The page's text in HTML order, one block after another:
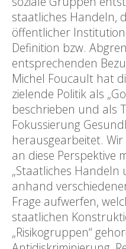
staatliches Handeln,
öffentlicher
Definition bzw.
entsprechenden
Michel Foucault hat
zielende Politik als
beschrieben und als
Fokussierung
herausgearbeitet.
an diese Perspektive
„Staatliches Handeln
anhand
Frage aufwerfen,
staatlichen
„Risikogruppen“